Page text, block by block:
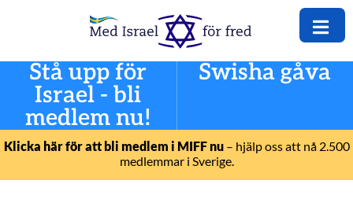
Stå upp för
Israel - bli
medlem nu!
Swisha gåva
Klicka här för att bli medlem i MIFF nu– hjälp oss att nå 2.500
medlemmar i Sverige.